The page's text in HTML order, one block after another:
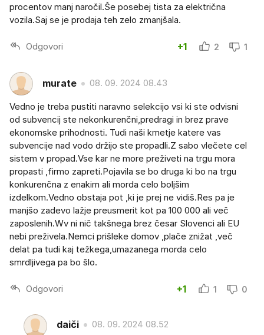
procentov manj naročil.Še posebej tista za električna
vozila.Saj se je prodaja teh zelo zmanjšala.
Odgovori +1 2 1
murate 08. 09. 2024 08.43
Vedno je treba pustiti naravno selekcijo vsi ki ste odvisni
od subvencij ste nekonkurenčni,predragi in brez prave
ekonomske prihodnosti. Tudi naši kmetje katere vas
subvencije nad vodo držijo ste propadli.Z sabo vlečete cel
sistem v propad.Vse kar ne more preživeti na trgu mora
propasti ,firmo zapreti.Pojavila se bo druga ki bo na trgu
konkurenčna z enakim ali morda celo boljšim
izdelkom.Vedno obstaja pot ,ki je prej ne vidiš.Res pa je
manjšo zadevo lažje preusmerit kot pa 100 000 ali več
zaposlenih.Wv ni nič takšnega brez česar Slovenci ali EU
nebi preživela.Nemci prišleke domov ,plače znižat ,več
delat pa tudi kaj težkega,umazanega morda celo
smrdljivega pa bo šlo.
Odgovori +1 1 0
daiči 08. 09. 2024 08.52